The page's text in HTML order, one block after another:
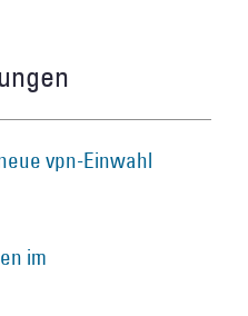
vpn-Einwahl
im